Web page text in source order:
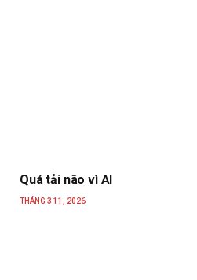
Quá tải não vì AI
THÁNG 3 11, 2026